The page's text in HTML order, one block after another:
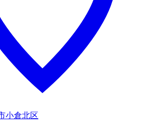
小倉北区